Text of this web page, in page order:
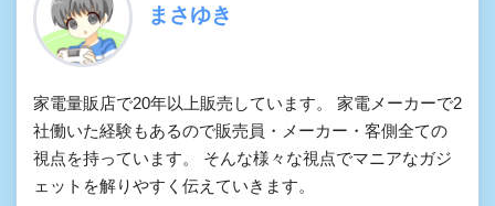
まさゆき
家電量販店で20年以上販売しています。 家電メーカーで2
社働いた経験もあるので販売員・メーカー・客側全ての
視点を持っています。 そんな様々な視点でマニアなガジ
ェットを解りやすく伝えていきます。